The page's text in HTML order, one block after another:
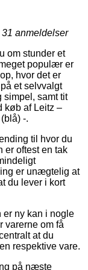
31 anmeldelser
om stunder et
populær er
hvor det er
et selvvalgt
simpel, samt tit
køb af Leitz –
-.
til hvor du
er oftest en tak
er unægtelig at
du lever i kort
er ny kan i nogle
om få
at du
respektive vare.
på næste